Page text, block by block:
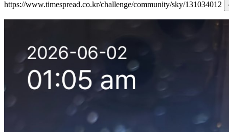
https://www.timespread.co.kr/challenge/community/sky/131034012